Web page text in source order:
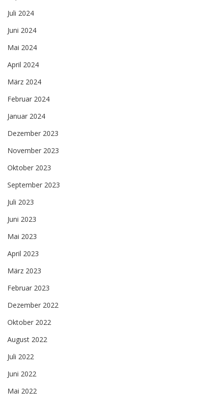
Juli 2024
Juni 2024
Mai 2024
April 2024
März 2024
Februar 2024
Januar 2024
Dezember 2023
November 2023
Oktober 2023
September 2023
Juli 2023
Juni 2023
Mai 2023
April 2023
März 2023
Februar 2023
Dezember 2022
Oktober 2022
August 2022
Juli 2022
Juni 2022
Mai 2022